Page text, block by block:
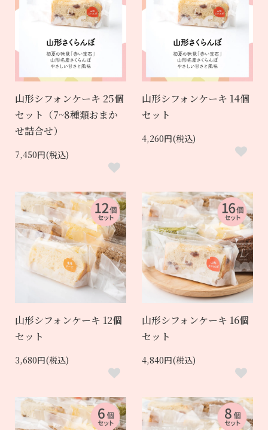
山形シフォンケーキ 25個
セット（7~8種類おまか
せ詰合せ）
7,450円(税込)
山形シフォンケーキ 14個
セット
4,260円(税込)
山形シフォンケーキ 12個
セット
3,680円(税込)
山形シフォンケーキ 16個
セット
4,840円(税込)